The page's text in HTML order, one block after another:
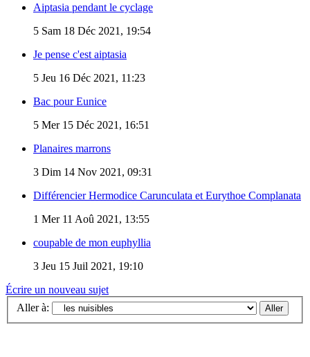
Aiptasia pendant le cyclage
5 Sam 18 Déc 2021, 19:54
Je pense c'est aiptasia
5 Jeu 16 Déc 2021, 11:23
Bac pour Eunice
5 Mer 15 Déc 2021, 16:51
Planaires marrons
3 Dim 14 Nov 2021, 09:31
Différencier Hermodice Carunculata et Eurythoe Complanata
1 Mer 11 Aoû 2021, 13:55
coupable de mon euphyllia
3 Jeu 15 Juil 2021, 19:10
Écrire un nouveau sujet
Aller à: